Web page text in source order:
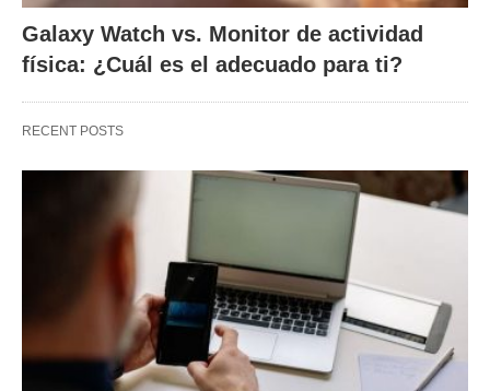
Galaxy Watch vs. Monitor de actividad
física: ¿Cuál es el adecuado para ti?
RECENT POSTS